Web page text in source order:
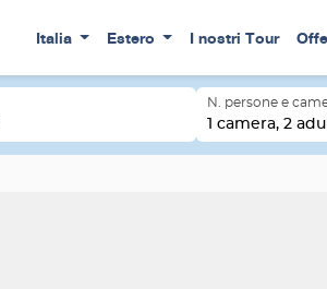
Italia Estero I nostri Tour
N. persone e
1 camera, 2